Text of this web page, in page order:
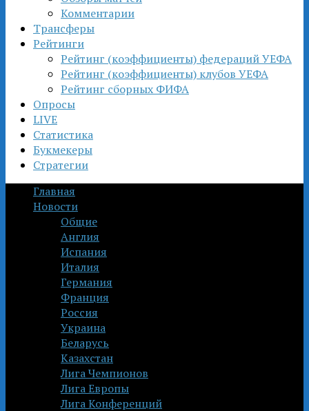
Комментарии
Трансферы
Рейтинги
Рейтинг (коэффициенты) федераций УЕФА
Рейтинг (коэффициенты) клубов УЕФА
Рейтинг сборных ФИФА
Опросы
LIVE
Статистика
Букмекеры
Стратегии
Главная
Новости
Общие
Англия
Испания
Италия
Германия
Франция
Россия
Украина
Беларусь
Казахстан
Лига Чемпионов
Лига Европы
Лига Конференций